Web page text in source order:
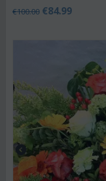
€100.00 €84.99